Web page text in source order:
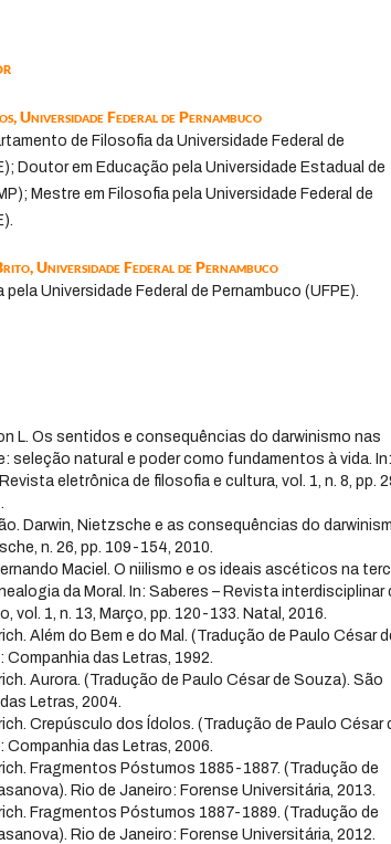
Universidade Federal de Pernambuco
de Filosofia da Universidade Federal de
Doutor em Educação pela Universidade Estadual de
Mestre em Filosofia pela Universidade Federal de
Universidade Federal de Pernambuco
pela Universidade Federal de Pernambuco (UFPE).
L. Os sentidos e consequências do darwinismo nas
seleção natural e poder como fundamentos à vida. In:
eletrônica de filosofia e cultura, vol. 1, n. 8, pp.
Darwin, Nietzsche e as consequências do
n. 26, pp. 109-154, 2010.
Maciel. O niilismo e os ideais ascéticos na
da Moral. In: Saberes – Revista interdisciplinar
vol. 1, n. 13, Março, pp. 120-133. Natal, 2016.
Além do Bem e do Mal. (Tradução de Paulo César
das Letras, 1992.
Aurora. (Tradução de Paulo César de Souza). São
Letras, 2004.
Crepúsculo dos Ídolos. (Tradução de Paulo César
das Letras, 2006.
Fragmentos Póstumos 1885-1887. (Tradução de
Rio de Janeiro: Forense Universitária, 2013.
Fragmentos Póstumos 1887-1889. (Tradução de
Rio de Janeiro: Forense Universitária, 2012.